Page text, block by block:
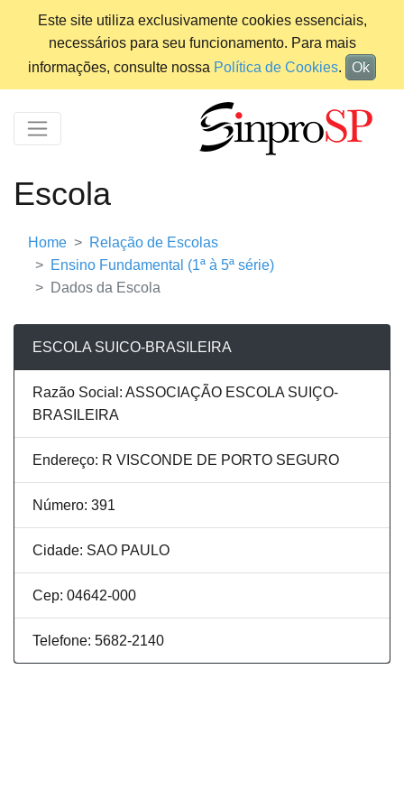
Este site utiliza exclusivamente cookies essenciais,
necessários para seu funcionamento. Para mais
informações, consulte nossa Política de Cookies. Ok
Escola
Home
Relação de Escolas
Ensino Fundamental (1ª à 5ª série)
Dados da Escola
ESCOLA SUICO-BRASILEIRA
Razão Social: ASSOCIAÇÃO ESCOLA SUIÇO-
BRASILEIRA
Endereço: R VISCONDE DE PORTO SEGURO
Número: 391
Cidade: SAO PAULO
Cep: 04642-000
Telefone: 5682-2140